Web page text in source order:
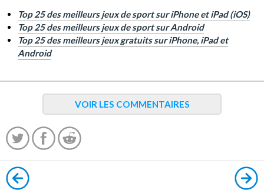
Top 25 des meilleurs jeux de sport sur iPhone et iPad (iOS)
Top 25 des meilleurs jeux de sport sur Android
Top 25 des meilleurs jeux gratuits sur iPhone, iPad et
Android
VOIR LES COMMENTAIRES